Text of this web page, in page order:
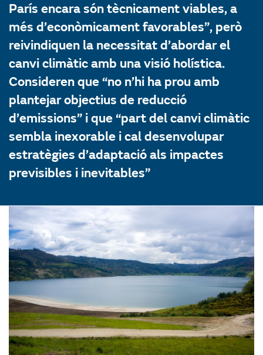
París encara són tècnicament viables, a
més d’econòmicament favorables”, però
reivindiquen la necessitat d’abordar el
canvi climàtic amb una visió holística.
Consideren que “no n’hi ha prou amb
plantejar objectius de reducció
d’emissions” i que “part del canvi climàtic
sembla inexorable i cal desenvolupar
estratègies d’adaptació als impactes
previsibles i inevitables”